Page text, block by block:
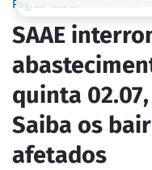
Página inicial
SAAE
quinta
Saiba os
afetados